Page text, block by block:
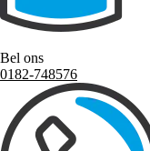
Bel ons
0182-748576